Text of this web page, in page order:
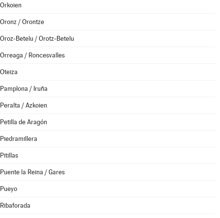
Orkoien
Oronz / Orontze
Oroz-Betelu / Orotz-Betelu
Orreaga / Roncesvalles
Oteiza
Pamplona / Iruña
Peralta / Azkoien
Petilla de Aragón
Piedramillera
Pitillas
Puente la Reina / Gares
Pueyo
Ribaforada